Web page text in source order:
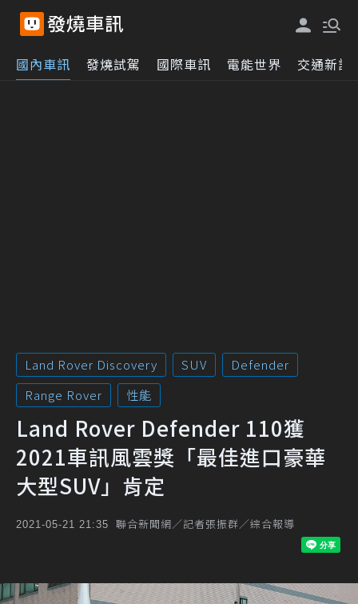
國內車訊 發燒試駕 國際車訊 電能世界 交通新訊
Land Rover Discovery SUV
Defender
Range Rover
性能
Land Rover Defender 110獲
2021車訊風雲獎「最佳進口豪華
大型SUV」肯定
2021-05-21 21:35 聯合新聞網／記者張振群／綜合報導